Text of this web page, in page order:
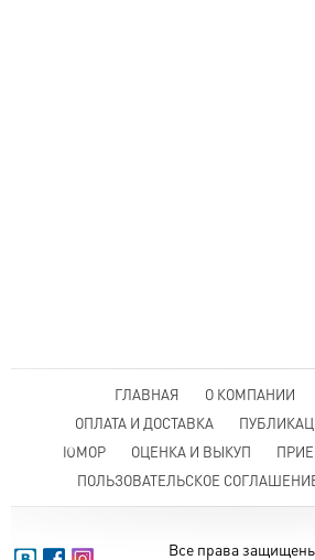
ГЛАВНАЯ О КОМПАНИИ
ОПЛАТА И ДОСТАВКА
ЮМОР
ОЦЕНКА И ВЫКУП
ПОЛЬЗОВАТЕЛЬСКОЕ
Все права